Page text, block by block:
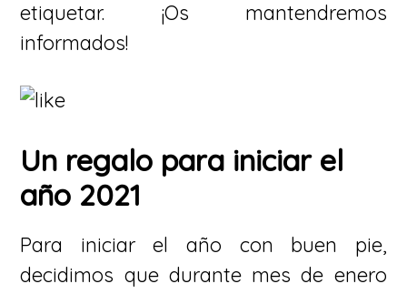
etiquetar. ¡Os mantendremos
informados!
Un regalo para iniciar el
año 2021
Para iniciar el año con buen pie,
decidimos que durante mes de enero